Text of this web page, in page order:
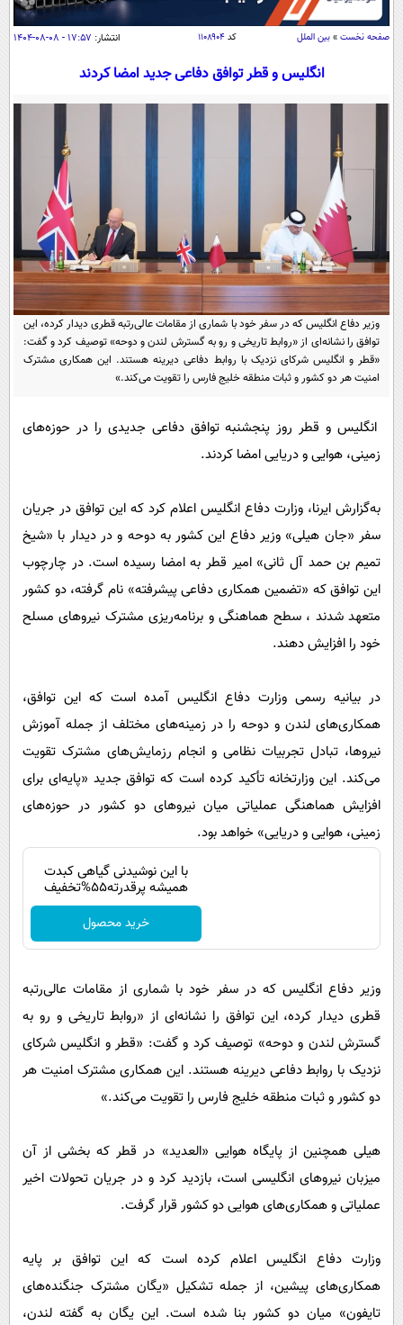
اقتصاد
اقتصادی
جامعه
حوادث
سلامت
یک برش دانایی
محیط زیست
سفر و تفریح
بین الملل
فرهنگ و هنر
علم و دانش
علمی
اخبار کریپتو
قرآن
گوناگون
سرگرمی
باشگاه مغز
مجله تصویری سلاح
فیلم
اقتصاد
ورزش
سیاست
حوادث
محیط زیست
فرهنگی
سیاست خارجی
عصر ایران 2
خواندنی ها و دیدنی ها
داستان کوتاه
دانلود
آموزش زبان
صفحه نخست » بین الملل کد ۱۱۰۸۹۰۴ انتشار: ۱۷:۵۷ - ۰۸-۰۸-۱۴۰۴
انگلیس و قطر توافق دفاعی جدید امضا کردند
وزیر دفاع انگلیس که در سفر خود با شماری از مقامات عالی‌رتبه قطری دیدار کرده، این
توافق را نشانه‌ای از «روابط تاریخی و رو به گسترش لندن و دوحه» توصیف کرد و گفت:
«قطر و انگلیس شرکای نزدیک با روابط دفاعی دیرینه هستند. این همکاری مشترک
امنیت هر دو کشور و ثبات منطقه خلیج فارس را تقویت می‌کند.»
انگلیس و قطر روز پنجشنبه توافق دفاعی جدیدی را در حوزه‌های
زمینی، هوایی و دریایی امضا کردند.
به‌گزارش ایرنا، وزارت دفاع انگلیس اعلام کرد که این توافق در جریان
سفر «جان هیلی» وزیر دفاع این کشور به دوحه و در دیدار با «شیخ
تمیم بن حمد آل ثانی» امیر قطر به امضا رسیده است. در چارچوب
این توافق که «تضمین همکاری دفاعی پیشرفته» نام گرفته، دو کشور
متعهد شدند ، سطح هماهنگی و برنامه‌ریزی مشترک نیروهای مسلح
خود را افزایش دهند.
در بیانیه رسمی وزارت دفاع انگلیس آمده است که این توافق،
همکاری‌های لندن و دوحه را در زمینه‌های مختلف از جمله آموزش
نیروها، تبادل تجربیات نظامی و انجام رزمایش‌های مشترک تقویت
می‌کند. این وزارتخانه تأکید کرده است که توافق جدید «پایه‌ای برای
افزایش هماهنگی عملیاتی میان نیروهای دو کشور در حوزه‌های
زمینی، هوایی و دریایی» خواهد بود.
با این نوشیدنی گیاهی کبدت
همیشه پرقدرته55%تخفیف
خرید محصول
وزیر دفاع انگلیس که در سفر خود با شماری از مقامات عالی‌رتبه
قطری دیدار کرده، این توافق را نشانه‌ای از «روابط تاریخی و رو به
گسترش لندن و دوحه» توصیف کرد و گفت: «قطر و انگلیس شرکای
نزدیک با روابط دفاعی دیرینه هستند. این همکاری مشترک امنیت هر
دو کشور و ثبات منطقه خلیج فارس را تقویت می‌کند.»
هیلی همچنین از پایگاه هوایی «العدید» در قطر که بخشی از آن
میزبان نیروهای انگلیسی است، بازدید کرد و در جریان تحولات اخیر
عملیاتی و همکاری‌های هوایی دو کشور قرار گرفت.
وزارت دفاع انگلیس اعلام کرده است که این توافق بر پایه
همکاری‌های پیشین، از جمله تشکیل «یگان مشترک جنگنده‌های
تایفون» میان دو کشور بنا شده است. این یگان به گفته لندن،